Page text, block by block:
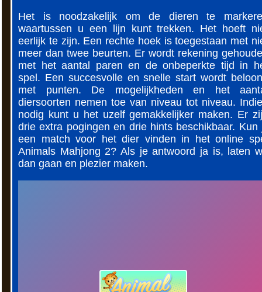
Het is noodzakelijk om de dieren te
waartussen u een lijn kunt trekken. Het hoeft
eerlijk te zijn. Een rechte hoek is toegestaan ​​met
meer dan twee beurten. Er wordt rekening
met het aantal paren en de onbeperkte tijd in
spel. Een succesvolle en snelle start wordt
met punten. De mogelijkheden en het
diersoorten nemen toe van niveau tot niveau.
nodig kunt u het uzelf gemakkelijker maken. Er
drie extra pogingen en drie hints beschikbaar. Kun
een match voor het dier vinden in het online
Animals Mahjong 2? Als je antwoord ja is, laten
dan gaan en plezier maken.